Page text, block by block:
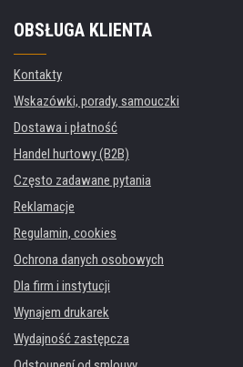
OBSŁUGA KLIENTA
Kontakty
Wskazówki, porady, samouczki
Dostawa i płatność
Handel hurtowy (B2B)
Często zadawane pytania
Reklamacje
Regulamin, cookies
Ochrona danych osobowych
Dla firm i instytucji
Wynajem drukarek
Wydajność zastępcza